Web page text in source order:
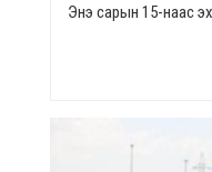
Энэ сарын 15-наас